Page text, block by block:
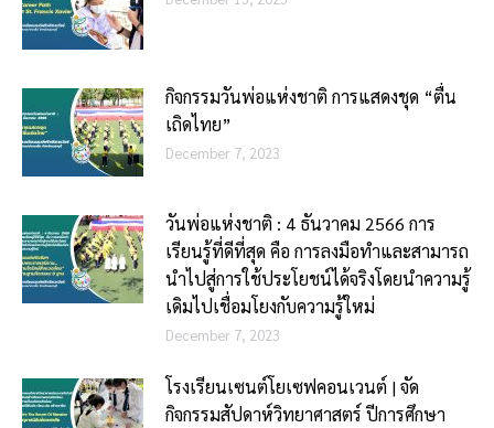
กิจกรรมวันพ่อแห่งชาติ การแสดงชุด “ตื่น
เถิดไทย”
December 7, 2023
วันพ่อแห่งชาติ : 4 ธันวาคม 2566 ​การ
เรียนรู้ที่ดีที่สุด คือ การลงมือทำและสามารถ
นำไปสู่การใช้ประโยชน์ได้จริงโดยนำความรู้
เดิมไปเชื่อมโยงกับความรู้ใหม่
December 7, 2023
โรงเรียนเซนต์โยเซฟคอนเวนต์ | จัด
กิจกรรมสัปดาห์วิทยาศาสตร์ ปีการศึกษา